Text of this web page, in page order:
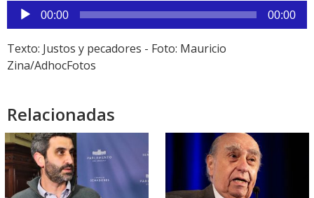
Reproductor
de
audio
00:00 00:00
Texto: Justos y pecadores - Foto: Mauricio
Zina/AdhocFotos
Relacionadas